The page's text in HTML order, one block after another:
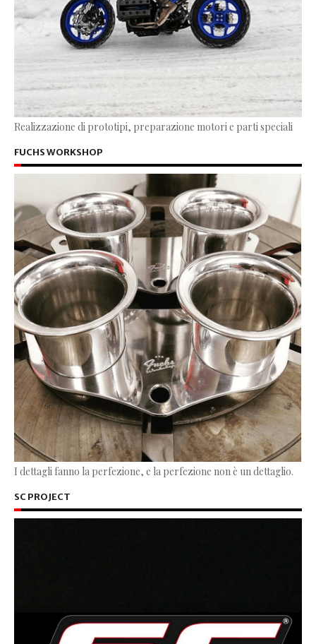
Realizzazione di prototipi, preparazione motori e parti speciali
FUCHS WORKSHOP
I dettagli fanno la perfezione, e la perfezione non è un dettaglio.
SC PROJECT